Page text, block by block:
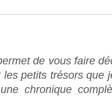
de vous faire
petits trésors que
chronique